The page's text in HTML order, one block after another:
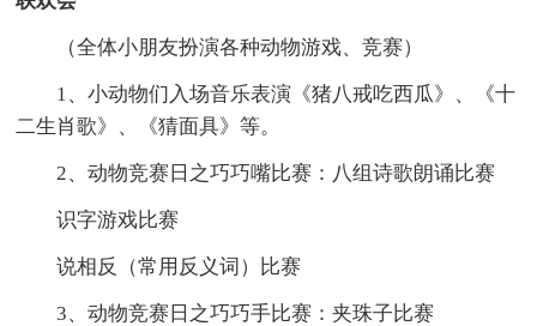
（全体小朋友扮演各种动物游戏、竞赛）
1、小动物们入场音乐表演《猪八戒吃西瓜》、《十
二生肖歌》、《猜面具》等。
2、动物竞赛日之巧巧嘴比赛：八组诗歌朗诵比赛
识字游戏比赛
说相反（常用反义词）比赛
3、动物竞赛日之巧巧手比赛：夹珠子比赛